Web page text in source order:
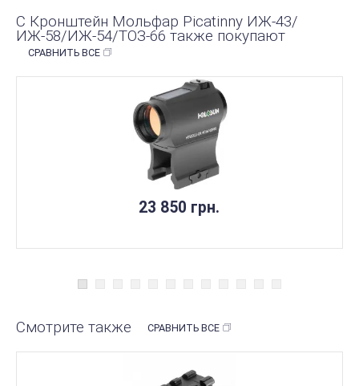
С Кронштейн Мольфар Picatinny ИЖ-43/
ИЖ-58/ИЖ-54/ТОЗ-66 также покупают
СРАВНИТЬ ВСЕ
23 850 грн.
Смотрите также СРАВНИТЬ ВСЕ